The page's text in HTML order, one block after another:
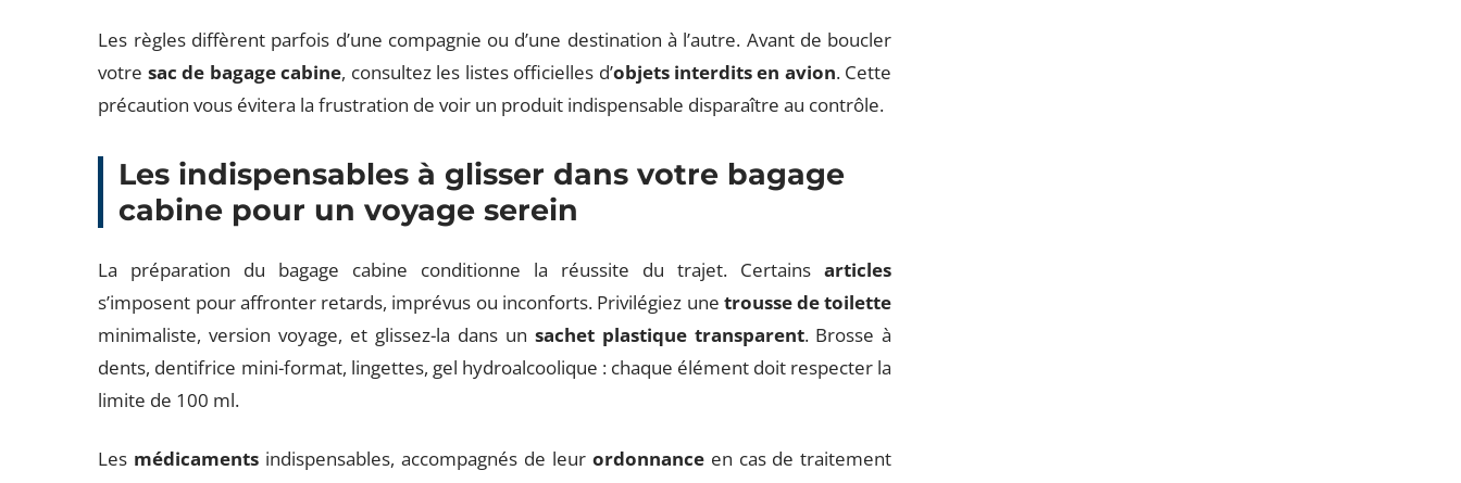
Les règles diffèrent parfois d’une compagnie ou d’une destination à l’autre. Avant de boucler
votre sac de bagage cabine, consultez les listes officielles d’objets interdits en avion. Cette
précaution vous évitera la frustration de voir un produit indispensable disparaître au contrôle.
Les indispensables à glisser dans votre bagage
cabine pour un voyage serein
La préparation du bagage cabine conditionne la réussite du trajet. Certainsarticles
s’imposent pour affronter retards, imprévus ou inconforts. Privilégiez une trousse de toilette
minimaliste, version voyage, et glissez-la dans un sachet plastique transparent. Brosse à
dents, dentifrice mini-format, lingettes, gel hydroalcoolique : chaque élément doit respecter la
limite de 100 ml.
Les médicaments indispensables, accompagnés de leur ordonnanceen cas de traitement